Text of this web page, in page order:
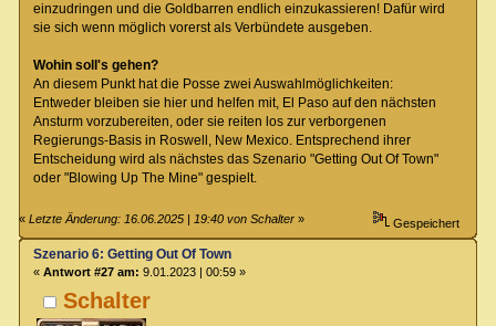
einzudringen und die Goldbarren endlich einzukassieren! Dafür wird
sie sich wenn möglich vorerst als Verbündete ausgeben.
Wohin soll's gehen?
An diesem Punkt hat die Posse zwei Auswahlmöglichkeiten:
Entweder bleiben sie hier und helfen mit, El Paso auf den nächsten
Ansturm vorzubereiten, oder sie reiten los zur verborgenen
Regierungs-Basis in Roswell, New Mexico. Entsprechend ihrer
Entscheidung wird als nächstes das Szenario "Getting Out Of Town"
oder "Blowing Up The Mine" gespielt.
«Letzte Änderung: 16.06.2025 | 19:40 von Schalter » Gespeichert
Schalter
Szenario 6: Getting Out Of Town
« Antwort #27 am: 9.01.2023 | 00:59 »